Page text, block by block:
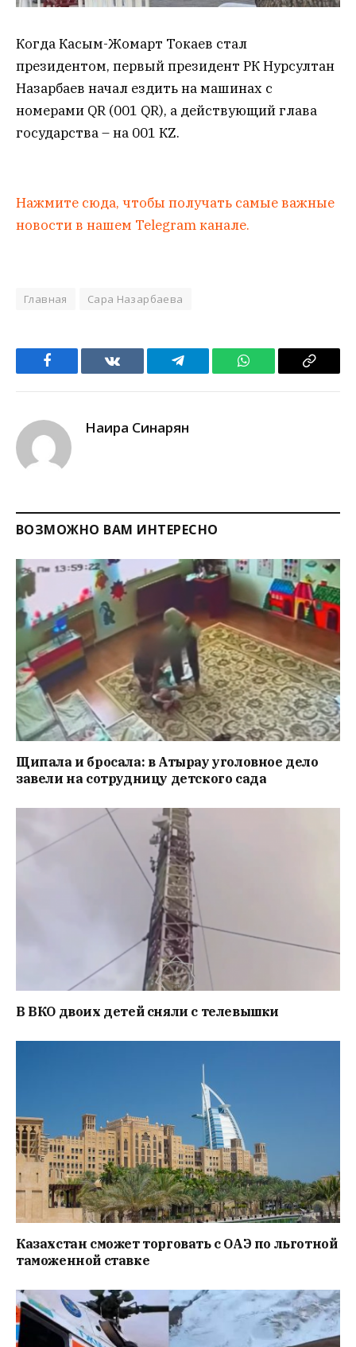
Когда Касым-Жомарт Токаев стал
президентом, первый президент РК Нурсултан
Назарбаев начал ездить на машинах с
номерами QR (001 QR), а действующий глава
государства – на 001 КZ.
Нажмите сюда, чтобы получать самые важные
новости в нашем Telegram канале.
Главная Сара Назарбаева
Facebook VKontakteTelegram WhatsApp Copy
Наира Синарян
ВОЗМОЖНО ВАМ ИНТЕРЕСНО
Щипала и бросала: в Атырау уголовное дело
завели на сотрудницу детского сада
В ВКО двоих детей сняли с телевышки
Казахстан сможет торговать с ОАЭ по льготной
таможенной ставке